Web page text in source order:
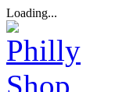
Loading...